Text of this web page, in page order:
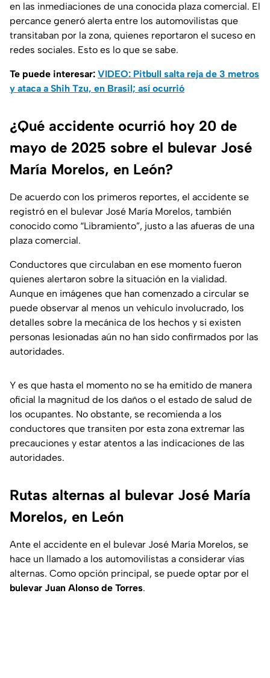
en las inmediaciones de una conocida plaza comercial. El
percance generó alerta entre los automovilistas que
transitaban por la zona, quienes reportaron el suceso en
redes sociales. Esto es lo que se sabe.
Te puede interesar: VIDEO: Pitbull salta reja de 3 metros
y ataca a Shih Tzu, en Brasil; así ocurrió
¿Qué accidente ocurrió hoy 20 de
mayo de 2025 sobre el bulevar José
María Morelos, en León?
De acuerdo con los primeros reportes, el accidente se
registró en el bulevar José María Morelos, también
conocido como “Libramiento”, justo a las afueras de una
plaza comercial.
Conductores que circulaban en ese momento fueron
quienes alertaron sobre la situación en la vialidad.
Aunque en imágenes que han comenzado a circular se
puede observar al menos un vehículo involucrado, los
detalles sobre la mecánica de los hechos y si existen
personas lesionadas aún no han sido confirmados por las
autoridades.
Y es que hasta el momento no se ha emitido de manera
oficial la magnitud de los daños o el estado de salud de
los ocupantes. No obstante, se recomienda a los
conductores que transiten por esta zona extremar las
precauciones y estar atentos a las indicaciones de las
autoridades.
Rutas alternas al bulevar José María
Morelos, en León
Ante el accidente en el bulevar José María Morelos, se
hace un llamado a los automovilistas a considerar vías
alternas. Como opción principal, se puede optar por el
bulevar Juan Alonso de Torres.